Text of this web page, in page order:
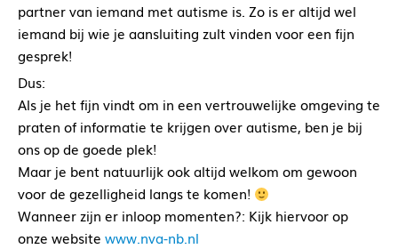
partner van iemand met autisme is. Zo is er altijd wel
iemand bij wie je aansluiting zult vinden voor een fijn
gesprek!
Dus:
Als je het fijn vindt om in een vertrouwelijke omgeving te
praten of informatie te krijgen over autisme, ben je bij
ons op de goede plek!
Maar je bent natuurlijk ook altijd welkom om gewoon
voor de gezelligheid langs te komen!
Wanneer zijn er inloop momenten?: Kijk hiervoor op
onze website www.nva-nb.nl